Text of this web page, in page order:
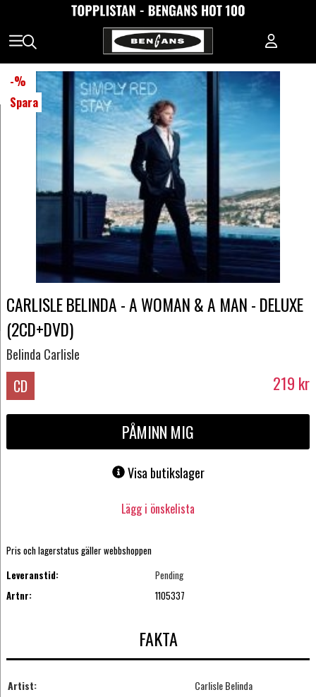
-%
Spara
CARLISLE BELINDA - A WOMAN & A MAN - DELUXE
(2CD+DVD)
Belinda Carlisle
CD 219 kr
PÅMINN MIG
Visa butikslager
Lägg i önskelista
Pris och lagerstatus gäller webbshoppen
Leveranstid:
Pending
Artnr:
1105337
FAKTA
Artist:
Carlisle Belinda